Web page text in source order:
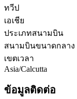
ทวีป
เอเชีย
ประเภทสนามบิน
สนามบินขนาดกลาง
เขตเวลา
Asia/Calcutta
ข้อมูลติดต่อ